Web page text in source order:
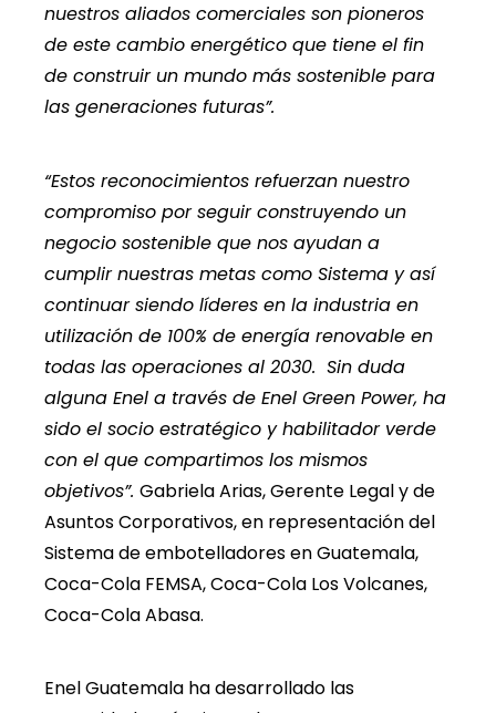
nuestros aliados comerciales son pioneros
de este cambio energético que tiene el fin
de construir un mundo más sostenible para
las generaciones futuras”.
“Estos reconocimientos refuerzan nuestro
compromiso por seguir construyendo un
negocio sostenible que nos ayudan a
cumplir nuestras metas como Sistema y así
continuar siendo líderes en la industria en
utilización de 100% de energía renovable en
todas las operaciones al 2030. Sin duda
alguna Enel a través de Enel Green Power, ha
sido el socio estratégico y habilitador verde
con el que compartimos los mismos
objetivos”. Gabriela Arias, Gerente Legal y de
Asuntos Corporativos, en representación del
Sistema de embotelladores en Guatemala,
Coca-Cola FEMSA, Coca-Cola Los Volcanes,
Coca-Cola Abasa.
Enel Guatemala ha desarrollado las